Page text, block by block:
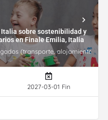
Italia sobre sostenibilidad y
en Finale Emilia, Italia
(transporte, alojamiento,
2027-03-01 Fin